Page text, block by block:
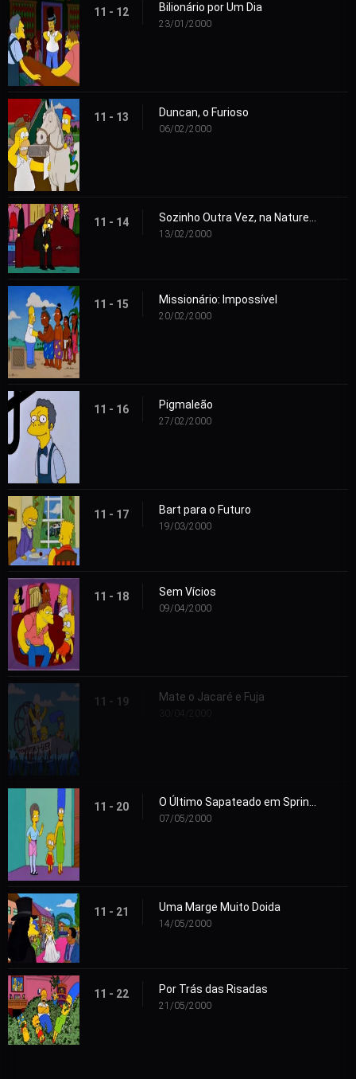
11 - 12 Bilionário por Um Dia
23/01/2000
11 - 13 Duncan, o Furioso
06/02/2000
11 - 14
13/02/2000
11 - 15 Missionário: Impossível
20/02/2000
11 - 16 Pigmaleão
27/02/2000
11 - 17 Bart para o Futuro
19/03/2000
11 - 18 Sem Vícios
09/04/2000
11 - 19 Mate o Jacaré e Fuja
11 - 20
07/05/2000
11 - 21 Uma Marge Muito Doida
14/05/2000
11 - 22 Por Trás das Risadas
21/05/2000